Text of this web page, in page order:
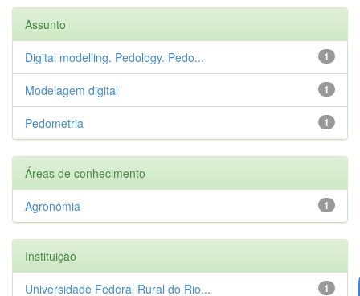
Assunto
1
Digital modelling. Pedology. Pedo...
1
Modelagem digital
1
Pedometria
Áreas de conhecimento
1
Agronomia
Instituição
1
Universidade Federal Rural do Rio...